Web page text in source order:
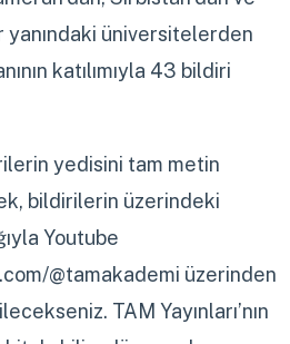
yanındaki üniversitelerden
katılımıyla 43 bildiri
yedisini tam metin
bildirilerin üzerindeki
Youtube
@tamakademi üzerinden
TAM Yayınları’nın